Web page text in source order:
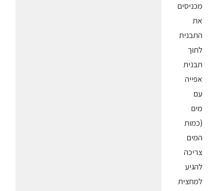
מכניסים
את
התבנית
לתוך
תבנית
אפייה
עם
מים
(כמות
המים
צריכה
להגיע
למחצית